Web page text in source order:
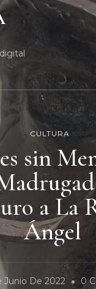
CULTURA
sin
a La
Ángel
Junio De 2022 0